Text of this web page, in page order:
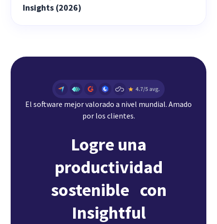
Insights (2026)
El software mejor valorado a nivel mundial. Amado
por los clientes.
Logre una
productividad
sostenible con
Insightful